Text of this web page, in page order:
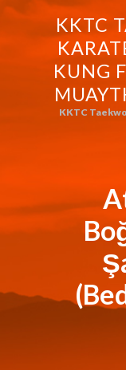
KKTC
KUNG
KKTC
KKTC
AIKIDO
WUSHU
KKTC